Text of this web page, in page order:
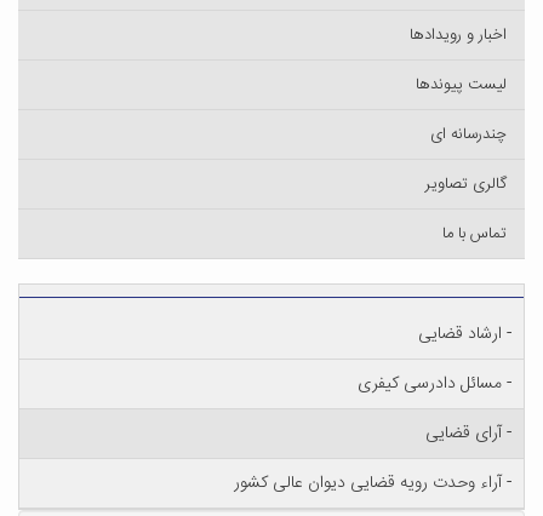
اخبار و رویدادها
لیست پیوند‌ها
چندرسانه ای
گالری تصاویر
تماس با ما
- ارشاد قضایی
- مسائل دادرسی کیفری
- آرای قضایی
- آراء وحدت رویه قضایی دیوان عالی کشور